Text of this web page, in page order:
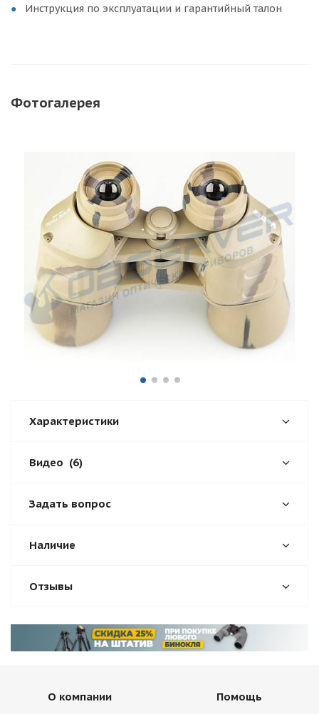
Инструкция по эксплуатации и гарантийный талон
Фотогалерея
Характеристики
Видео (6)
Задать вопрос
Наличие
Отзывы
О компании Помощь